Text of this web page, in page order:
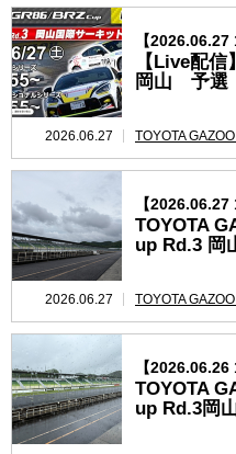
【2026.06.27
【Live配
岡山 予選
2026.06.27 TOYOTA
【2026.06.27
TOYOTA
up Rd.3 岡
2026.06.27 TOYOTA
【2026.06.26
TOYOTA
up Rd.3岡